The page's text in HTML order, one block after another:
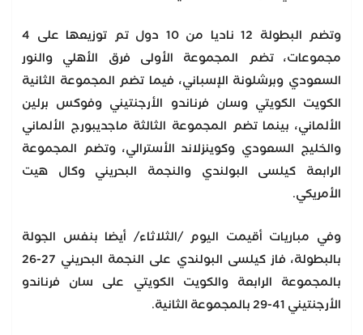
وتضم البطولة 12 ناديا من 10 دول تم توزيعها على 4
مجموعات، تضم المجموعة الأولى فرق الأهلي والنور
السعودي وبرشلونة الإسباني، فيما تضم المجموعة الثانية
الكويت الكويتي وسان فرناندو الأرجنتيني وفوكس برلين
الألماني، بينما تضم المجموعة الثالثة ماجديبورج الألماني
والخليج السعودي وكوينزلاند الأسترالي، وتضم المجموعة
الرابعة كيلسى البولندي والنجمة البحريني وكال هيت
الأمريكي.
وفي مباريات أقيمت اليوم /الثلاثاء/ أيضا بنفس الجولة
بالبطولة، فاز كيلسى البولندي على النجمة البحريني 27-26
بالمجموعة الرابعة والكويت الكويتي على سان فرناندو
الأرجنتيني 41-29 بالمجموعة الثانية.